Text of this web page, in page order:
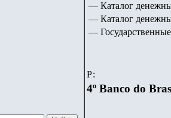
— Каталог
— Каталог
—
Р:
4º Banco do